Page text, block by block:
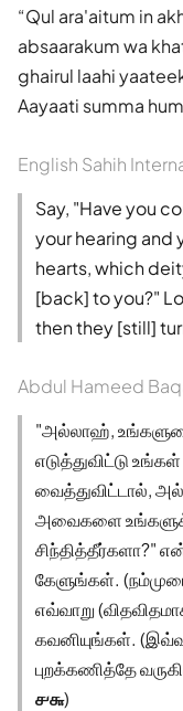
Qul ara'aitum in
absaarakum wa
ghairul laahi
Aayaati summa
English Sahih
Say, "Have you
your hearing and
hearts, which
[back] to you?"
then they [still]
Abdul Hameed
"அல்லாஹ்,
எடுத்துவிட்டு
வைத்துவிட்டால்,
அவைகளை
சிந்தித்தீர்களா?"
கேளுங்கள்.
எவ்வாறு
கவனியுங்கள்.
புறக்கணித்தே
௪௬)